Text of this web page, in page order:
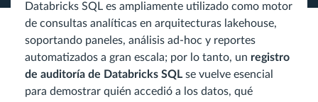
Databricks SQL es ampliamente utilizado como motor
de consultas analíticas en arquitecturas lakehouse,
soportando paneles, análisis ad-hoc y reportes
automatizados a gran escala; por lo tanto, un registro
de auditoría de Databricks SQL se vuelve esencial
para demostrar quién accedió a los datos, qué